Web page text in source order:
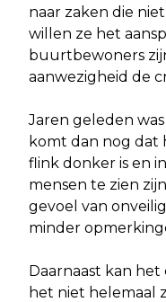
naar zaken die
willen ze het
buurtbewoners
aanwezigheid de
Jaren geleden
komt dan nog dat
flink donker is en
mensen te zien
gevoel van
minder
Daarnaast kan
het niet helemaal